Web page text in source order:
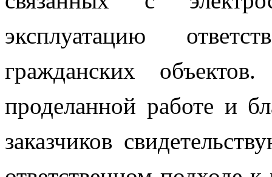
эксплуатацию
гражданских
проделанной работе и
заказчиков